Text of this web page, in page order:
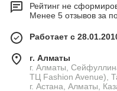
Рейтинг не
Менее 5 отзывов за
Работает с
г. Алматы
г. Алматы,
ТЦ Fashion Avenue),
г. Астана, Алматы,